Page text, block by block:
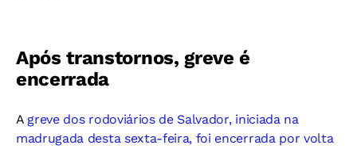
Após transtornos, greve é
encerrada
A greve dos rodoviários de Salvador, iniciada na
madrugada desta sexta-feira, foi encerrada por volta